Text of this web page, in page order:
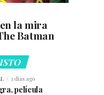
la mira
Batman
3 días ago
película